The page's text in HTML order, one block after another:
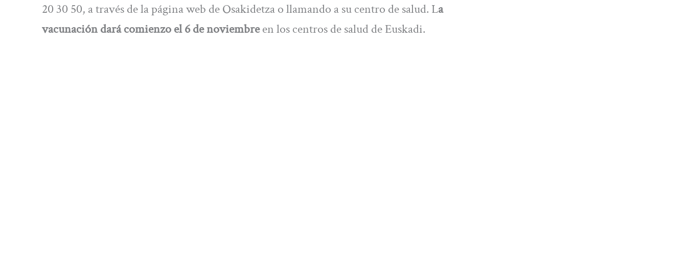
20 30 50, a través de la página web de Osakidetza o llamando a su centro de salud. La
vacunación dará comienzo el 6 de noviembreen los centros de salud de Euskadi.